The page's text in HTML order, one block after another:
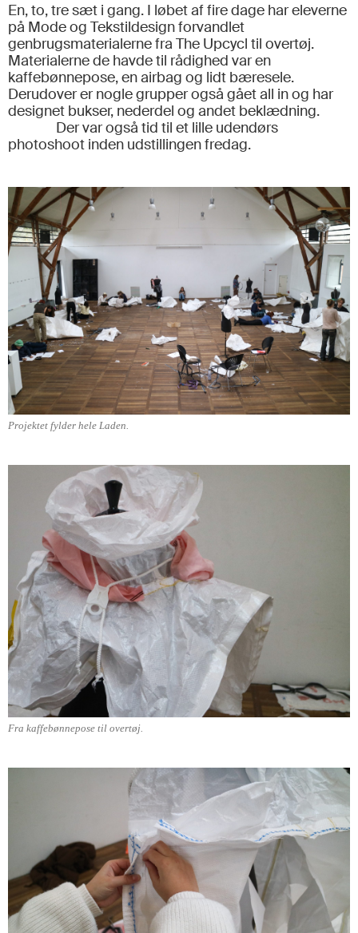
En, to, tre sæt i gang. I løbet af fire dage har eleverne
på Mode og Tekstildesign forvandlet
genbrugsmaterialerne fra The Upcycl til overtøj.
Materialerne de havde til rådighed var en
kaffebønnepose, en airbag og lidt bæresele.
Derudover er nogle grupper også gået all in og har
designet bukser, nederdel og andet beklædning.
Der var også tid til et lille udendørs
photoshoot inden udstillingen fredag.
Projektet fylder hele Laden.
Fra kaffebønnepose til overtøj.